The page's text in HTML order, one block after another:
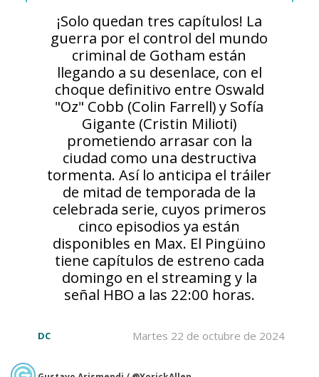
¡Solo quedan tres capítulos! La
guerra por el control del mundo
criminal de Gotham están
llegando a su desenlace, con el
choque definitivo entre Oswald
"Oz" Cobb (Colin Farrell) y Sofía
Gigante (Cristin Milioti)
prometiendo arrasar con la
ciudad como una destructiva
tormenta. Así lo anticipa el tráiler
de mitad de temporada de la
celebrada serie, cuyos primeros
cinco episodios ya están
disponibles en Max. El Pingüino
tiene capítulos de estreno cada
domingo en el streaming y la
señal HBO a las 22:00 horas.
Martes 22 de octubre de 2024
DC